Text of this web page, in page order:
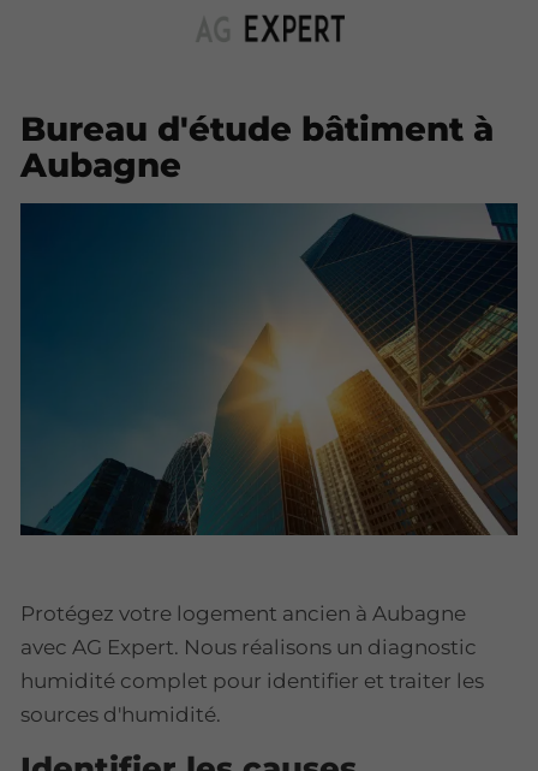
Bureau d'étude bâtiment à
Aubagne
Protégez votre logement ancien à Aubagne
avec AG Expert. Nous réalisons un diagnostic
humidité complet pour identifier et traiter les
sources d'humidité.